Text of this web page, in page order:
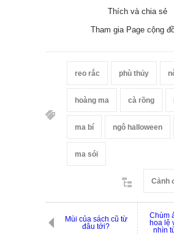
Thích và chia sẻ
Tham gia Page cộng
reo rắc phù thủy
hoàng ma cà rồng
ma bí ngô halloween
ma sói
Cảnh
Mùi của sách cũ từ
đâu tới?
Chùm
hoa lệ
nhìn